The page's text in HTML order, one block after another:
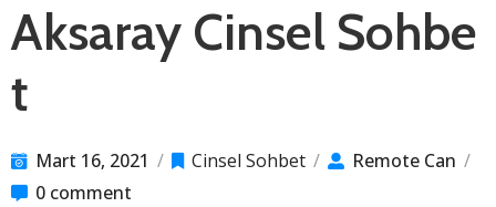
Aksaray Cinsel Sohbe
t
Mart 16, 2021 / Cinsel Sohbet / Remote Can /
0 comment